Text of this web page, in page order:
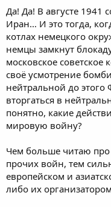
Да! Да! В августе 1941
Иран… И это тогда,
котлах немецкого
немцы замкнут
московское
своё усмотрение
нейтральной до
вторгаться в
понятно, какие
мировую войну?
Чем больше читаю
прочих войн, тем
европейском и
либо их